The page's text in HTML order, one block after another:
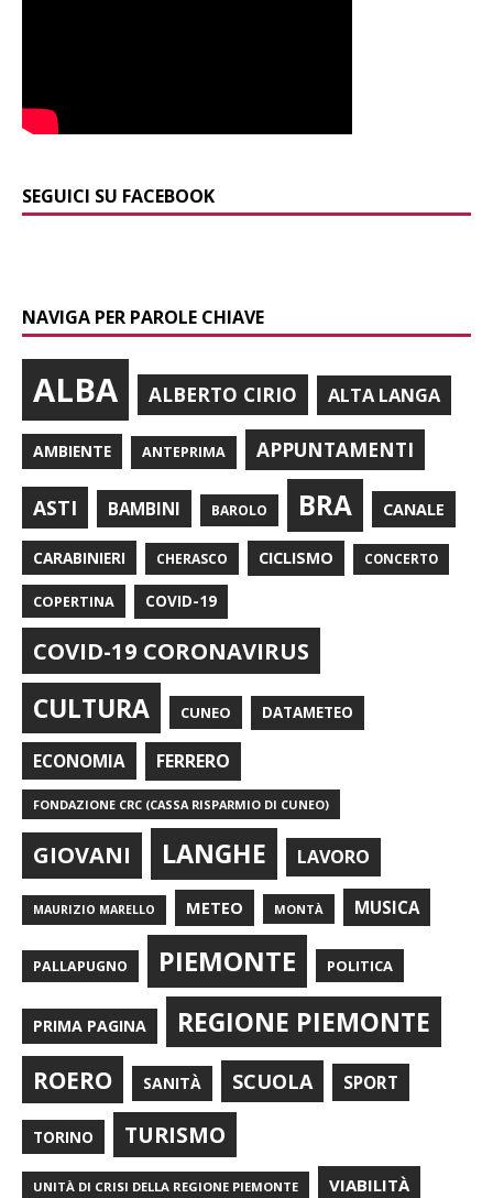
SEGUICI SU FACEBOOK
NAVIGA PER PAROLE CHIAVE
ALBA ALBERTO CIRIO ALTA LANGA
AMBIENTE ANTEPRIMA APPUNTAMENTI
ASTI BAMBINI BAROLO BRA CANALE
CARABINIERI CHERASCO CICLISMO CONCERTO
COPERTINA COVID-19
COVID-19 CORONAVIRUS
CULTURA CUNEO DATAMETEO
ECONOMIA FERRERO
FONDAZIONE CRC (CASSA RISPARMIO DI CUNEO)
GIOVANI LANGHE LAVORO
MAURIZIO MARELLO METEO MONTÀ MUSICA
PALLAPUGNO PIEMONTE POLITICA
PRIMA PAGINA REGIONE PIEMONTE
ROERO SANITÀ SCUOLA SPORT
TORINO TURISMO
UNITÀ DI CRISI DELLA REGIONE PIEMONTE VIABILITÀ